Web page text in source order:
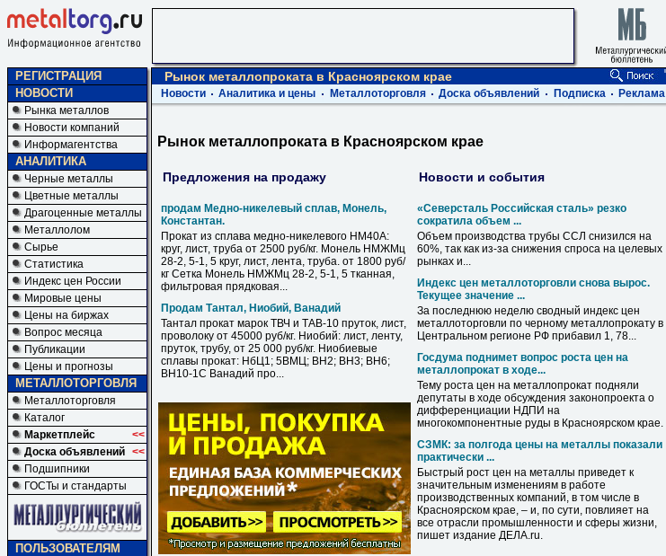
РЕГИСТРАЦИЯ
НОВОСТИ
Рынка металлов
Новости компаний
Информагентства
АНАЛИТИКА
Черные металлы
Цветные металлы
Драгоценные металлы
Металлолом
Сырье
Статистика
Индекс цен России
Мировые цены
Цены на биржах
Вопрос месяца
Публикации
Цены и прогнозы
МЕТАЛЛОТОРГОВЛЯ
Металлоторговля
Каталог
Маркетплейс
<<
Доска объявлений <<
Подшипники
ГОСТы и стандарты
ПОЛЬЗОВАТЕЛЯМ
Рынок металлопроката в Красноярском крае
Новости Аналитика и цены Металлоторговля Доска объявлений Подписка Реклама
Рынок металлопроката в Красноярском крае
Предложения на продажу
продам Медно-никелевый сплав, Монель,
Константан.
Прокат из сплава медно-никелевого НМ40А:
круг, лист, труба от 2500 руб/кг. Монель НМЖМц
28-2, 5-1, 5 круг, лист, лента, труба. от 1800 руб/
кг Сетка Монель НМЖМц 28-2, 5-1, 5 тканная,
фильтровая прядковая...
Продам Тантал, Ниобий, Ванадий
Тантал прокат марок ТВЧ и ТАВ-10 пруток, лист,
проволоку от 45000 руб/кг. Ниобий: лист, ленту,
пруток, трубу, от 25 000 руб/кг. Ниобиевые
сплавы прокат: НбЦ1; 5ВМЦ; ВН2; ВН3; ВН6;
ВН10-1С Ванадий про...
Новости и события
«Северсталь Российская сталь» резко
сократила объем ...
Объем производства трубы ССЛ снизился на
60%, так как из-за снижения спроса на целевых
рынках и...
Индекс цен металлоторговли снова вырос.
Текущее значение ...
За последнюю неделю сводный индекс цен
металлоторговли по черному металлопрокату в
Центральном регионе РФ прибавил 1, 78...
Госдума поднимет вопрос роста цен на
металлопрокат в ходе...
Тему роста цен на металлопрокат подняли
депутаты в ходе обсуждения законопроекта о
дифференциации НДПИ на
многокомпонентные руды в Красноярском крае.
СЗМК: за полгода цены на металлы показали
практически ...
Быстрый рост цен на металлы приведет к
значительным изменениям в работе
производственных компаний, в том числе в
Красноярском крае, – и, по сути, повлияет на
все отрасли промышленности и сферы жизни,
пишет издание ДЕЛА.ru.